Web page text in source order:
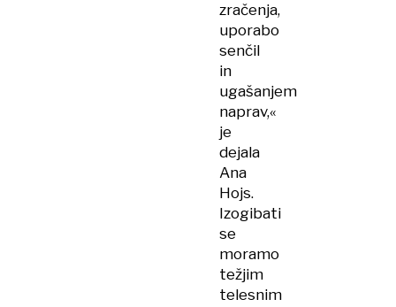
zračenja,
uporabo
senčil
in
ugašanjem
naprav,«
je
dejala
Ana
Hojs.
Izogibati
se
moramo
težjim
telesnim